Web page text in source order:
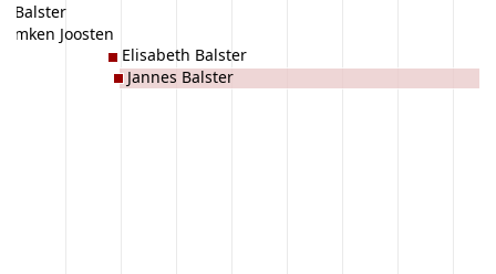
Balster
Joosten
Elisabeth Balster
Jannes Balster